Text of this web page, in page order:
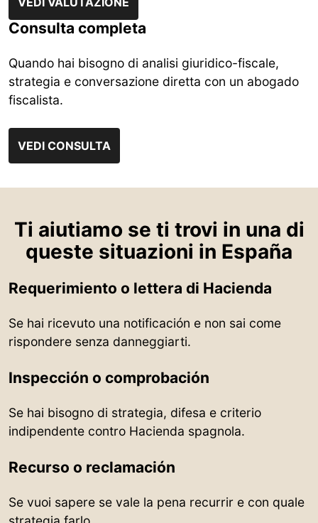
Consulta completa
Quando hai bisogno di analisi giuridico-fiscale,
strategia e conversazione diretta con un abogado
fiscalista.
VEDI CONSULTA
Ti aiutiamo se ti trovi in una di
queste situazioni in España
Requerimiento o lettera di Hacienda
Se hai ricevuto una notificación e non sai come
rispondere senza danneggiarti.
Inspección o comprobación
Se hai bisogno di strategia, difesa e criterio
indipendente contro Hacienda spagnola.
Recurso o reclamación
Se vuoi sapere se vale la pena recurrir e con quale